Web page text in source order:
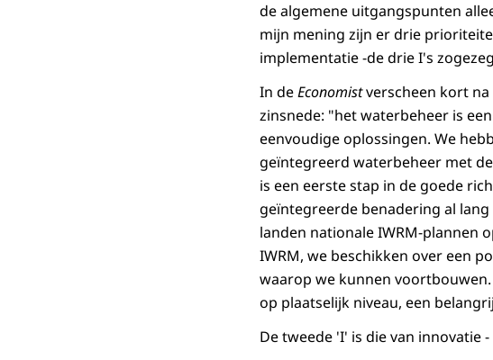
de algemene uitgangspunten
mijn mening zijn er drie
implementatie -de drie I's
In deEconomistverscheen kort na
zinsnede: "het waterbeheer is
eenvoudige oplossingen. We
geïntegreerd waterbeheer met
is een eerste stap in de goede
geïntegreerde benadering al
landen nationale IWRM-plannen
IWRM, we beschikken over een
waarop we kunnen
op plaatselijk niveau, een
De tweede 'I' is die van innovatie